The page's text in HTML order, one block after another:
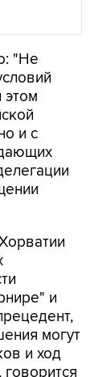
"Не
и с
и
могут
и ход